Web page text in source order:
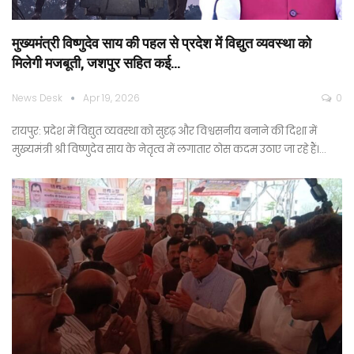
मुख्यमंत्री विष्णुदेव साय की पहल से प्रदेश में विद्युत व्यवस्था को
मिलेगी मजबूती, जशपुर सहित कई…
News Desk Apr 19, 2026 0
रायपुर: प्रदेश में विद्युत व्यवस्था को सुदृढ़ और विश्वसनीय बनाने की दिशा में
मुख्यमंत्री श्री विष्णुदेव साय के नेतृत्व में लगातार ठोस कदम उठाए जा रहे हैं।…